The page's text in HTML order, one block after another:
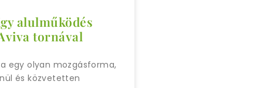
alulműködés
tornával
egy olyan mozgásforma,
és közvetetten